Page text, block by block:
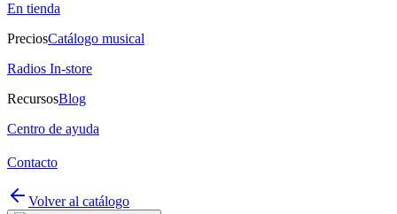
En tienda
PreciosCatálogo musical
Radios In-store
RecursosBlog
Centro de ayuda
Contacto
Volver al catálogo